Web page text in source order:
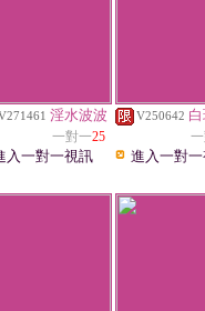
淫水波波
一對一25
入一對一視訊
V250642
進入一對